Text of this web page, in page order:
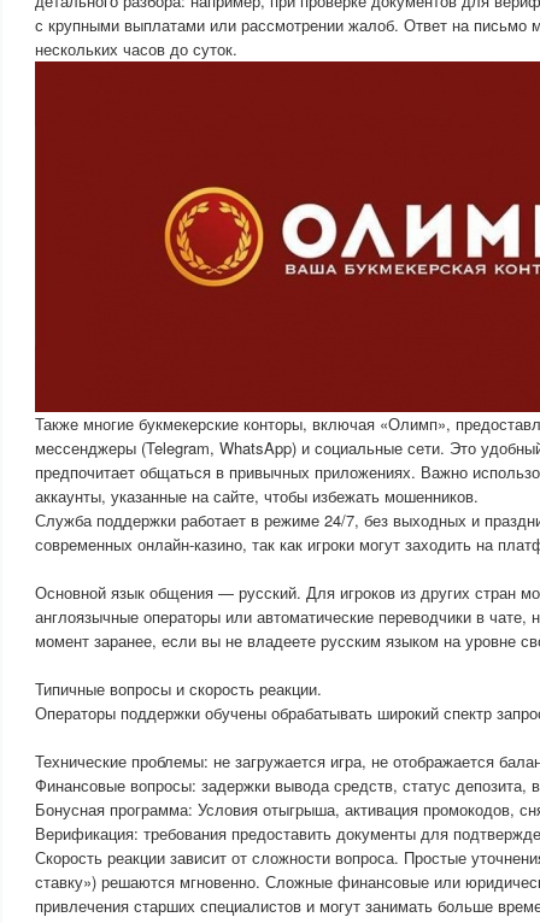
с крупными выплатами или рассмотрении жалоб. Ответ на письмо
нескольких часов до суток.
Также многие букмекерские конторы, включая «Олимп»,
мессенджеры (Telegram, WhatsApp) и социальные сети. Это
предпочитает общаться в привычных приложениях. Важно
аккаунты, указанные на сайте, чтобы избежать мошенников.
Служба поддержки работает в режиме 24/7, без выходных и
современных онлайн-казино, так как игроки могут заходить на
Основной язык общения — русский. Для игроков из других стран
англоязычные операторы или автоматические переводчики в чате,
момент заранее, если вы не владеете русским языком на уровне
Типичные вопросы и скорость реакции.
Операторы поддержки обучены обрабатывать широкий спектр
Технические проблемы: не загружается игра, не отображается
Финансовые вопросы: задержки вывода средств, статус депозита,
Бонусная программа: Условия отыгрыша, активация промокодов,
Верификация: требования предоставить документы для
Скорость реакции зависит от сложности вопроса. Простые
ставку») решаются мгновенно. Сложные финансовые или
привлечения старших специалистов и могут занимать больше